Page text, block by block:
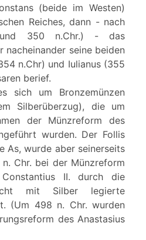
(beide im Westen)
Reiches, dann - nach
350 n.Chr.) - das
nacheinander seine beiden
n.Chr) und Iulianus (355
berief.
sich um Bronzemünzen
Silberüberzug), die um
der Münzreform des
wurden. Der Follis
As, wurde aber seinerseits
Chr. bei der Münzreform
II. durch die
mit Silber legierte
(Um 498 n. Chr. wurden
des Anastasius